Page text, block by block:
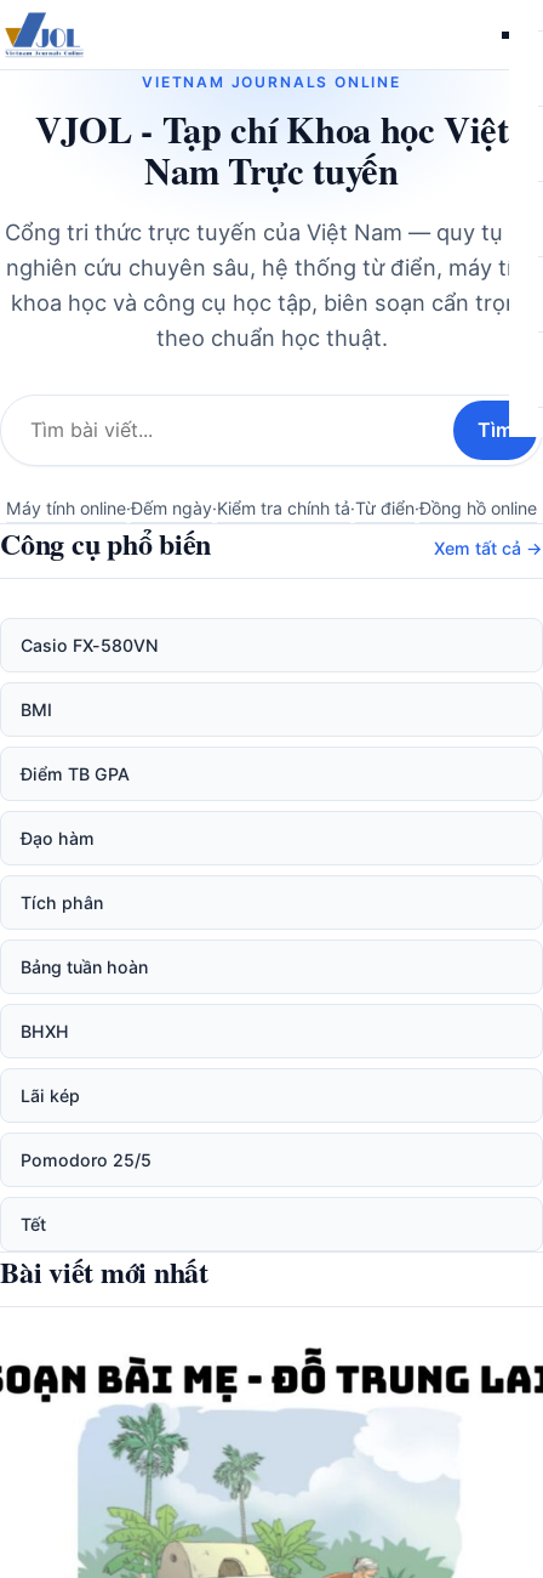
VIETNAM JOURNALS ONLINE
VJOL - Tạp chí Khoa học Việt
Nam Trực tuyến
Cổng tri thức trực tuyến của Việt Nam — quy tụ bài
nghiên cứu chuyên sâu, hệ thống từ điển, máy tính
khoa học và công cụ học tập, biên soạn cẩn trọng
theo chuẩn học thuật.
Tìm
kiếm:
Tìm
Tìm
Máy tính online·Đếm ngày·Kiểm tra chính tả·Từ điển·Đồng hồ online
Công cụ phổ biến Xem tất cả →
Casio FX-580VN
BMI
Điểm TB GPA
Đạo hàm
Tích phân
Bảng tuần hoàn
BHXH
Lãi kép
Pomodoro 25/5
Tết
Bài viết mới nhất